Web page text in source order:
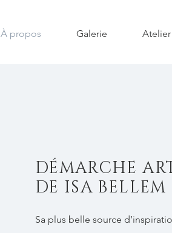
À propos Galerie Atelier
DÉMARCHE
DE ISA BELLEM
Sa plus belle source